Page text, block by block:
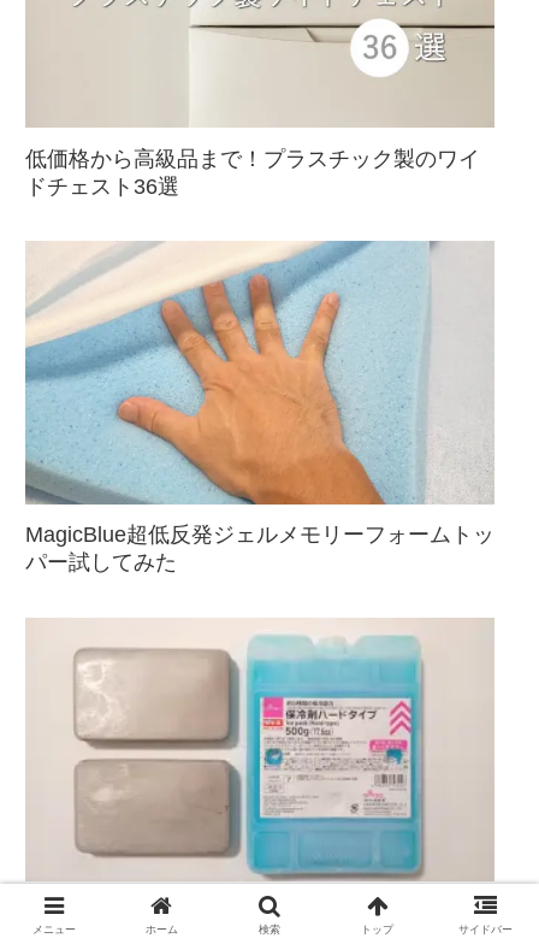
低価格から高級品まで！プラスチック製のワイ
ドチェスト36選
MagicBlue超低反発ジェルメモリーフォームトッ
パー試してみた
アマゾンでも爆売れの「ステンレス保冷剤」を
メニュー ホーム 検索 トップ サイドバー